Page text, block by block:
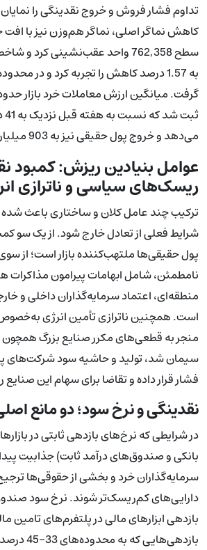
تداوم فشار فروش و خروج نقدینگی را
سطح 762,358 واحد عقب‌نشینی کرد
می‌دهد و خروج پول حقیقی نیز به 903 میلیارد تومان رسید.
عوامل بنیادین ریزش: کمبود
ریسک‌های سیاسی و ناترازی
ترکیب چند عامل کلان و ساختاری باعث شده
شرایط فعلی از تعادل خارج شود. از یک سو
پول حقیقی‌ها ملتهب‌کننده بازار است؛ از
نامطمئن، شامل ابهامات پیرامون
منطقه‌ای، اعتماد سرمایه‌گذاران داخلی و
است. همچنین ناترازی تأمین انرژی
منجر به قطعی‌های مکرر صنایع بزرگ همچون
سیمان شد، تولید و حاشیه سود شرکت‌های
فشار قرار داده و تقاضا برای سهام این
نقدینگی و نرخ سود؛ دو مانع
در شرایطی که نرخ‌های بازدهی ثابتی در
بانکی و صندوق‌های درآمد ثابت) جذابیت پیدا
سرمایه‌گذاران خرد و بخشی از حقوقی‌ها
دارایی‌های کم‌ریسک‌تر شوند. نرخ سود
بازدهی ابزارهای مالی در پلتفرم‌های تامین
بازدهی‌هایی